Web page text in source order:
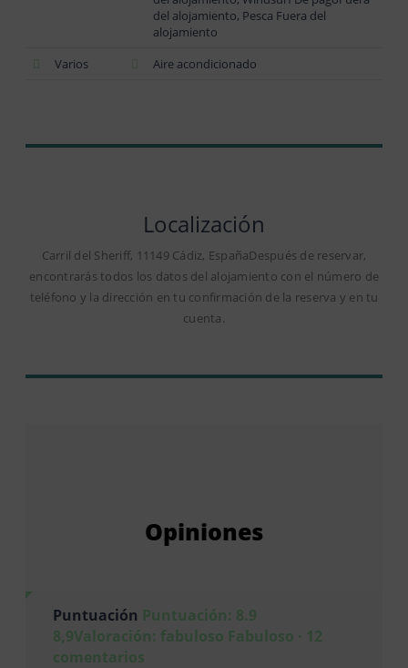
del alojamiento, Pesca Fuera del
alojamiento
Varios
Aire acondicionado
Localización
Carril del Sheriff, 11149 Cádiz, EspañaDespués de reservar,
encontrarás todos los datos del alojamiento con el número de
teléfono y la dirección en tu confirmación de la reserva y en tu
cuenta.
Opiniones
Puntuación Puntuación: 8.9
8,9Valoración: fabuloso Fabuloso · 12
comentarios